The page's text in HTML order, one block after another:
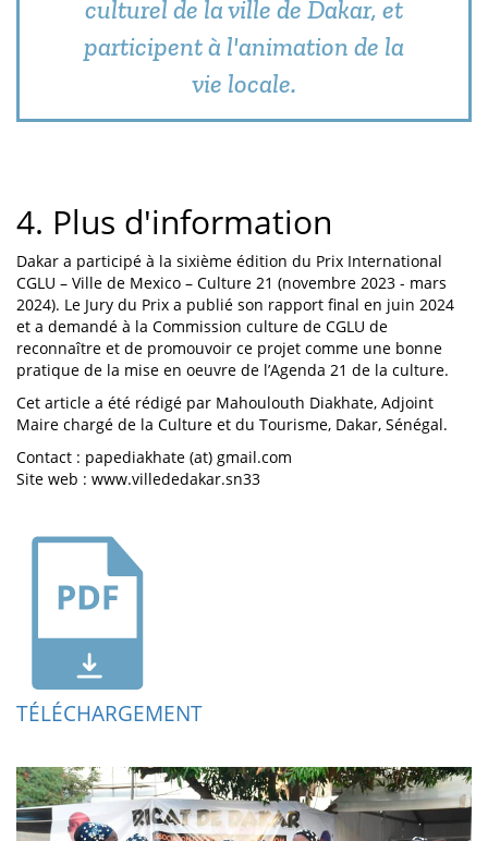
culturel de la ville de Dakar, et
participent à l'animation de la
vie locale.
4. Plus d'information
Dakar a participé à la sixième édition du Prix International
CGLU – Ville de Mexico – Culture 21 (novembre 2023 - mars
2024). Le Jury du Prix a publié son rapport final en juin 2024
et a demandé à la Commission culture de CGLU de
reconnaître et de promouvoir ce projet comme une bonne
pratique de la mise en oeuvre de l’Agenda 21 de la culture.
Cet article a été rédigé par Mahoulouth Diakhate, Adjoint
Maire chargé de la Culture et du Tourisme, Dakar, Sénégal.
Contact : papediakhate (at) gmail.com
Site web : www.villededakar.sn33
TÉLÉCHARGEMENT